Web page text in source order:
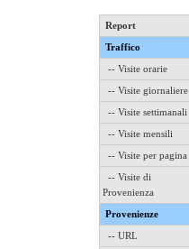
Report
Traffico
-- Visite orarie
-- Visite giornaliere
-- Visite settimanali
-- Visite mensili
-- Visite per pagina
-- Visite di
Provenienza
Provenienze
-- URL